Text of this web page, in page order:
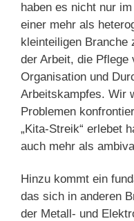
haben es nicht nur
einer mehr als
kleinteiligen Branche
der Arbeit, die
Organisation und
Arbeitskampfes. Wir
Problemen
„Kita-Streik“ erlebet
auch mehr als
Hinzu kommt ein
das sich in anderen
der Metall- und